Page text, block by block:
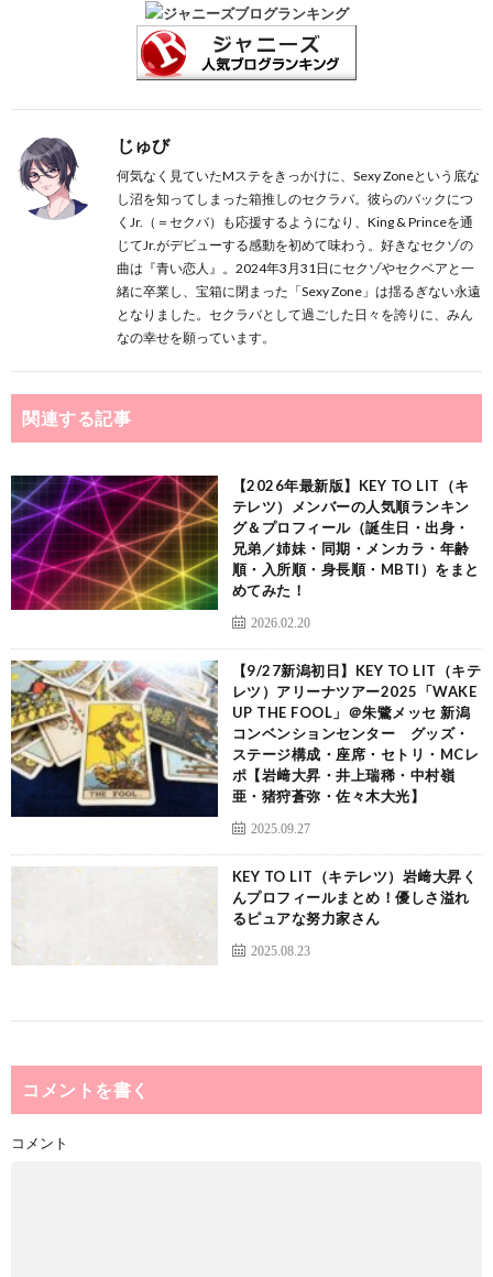
じゅび
何気なく見ていたMステをきっかけに、Sexy Zoneという底な
し沼を知ってしまった箱推しのセクラバ。彼らのバックにつ
くJr.（＝セクバ）も応援するようになり、King & Princeを通
じてJr.がデビューする感動を初めて味わう。好きなセクゾの
曲は『青い恋人』。2024年3月31日にセクゾやセクベアと一
緒に卒業し、宝箱に閉まった「Sexy Zone」は揺るぎない永遠
となりました。セクラバとして過ごした日々を誇りに、みん
なの幸せを願っています。
関連する記事
【2026年最新版】KEY TO LIT（キ
テレツ）メンバーの人気順ランキン
グ＆プロフィール（誕生日・出身・
兄弟／姉妹・同期・メンカラ・年齢
順・入所順・身長順・MBTI）をまと
めてみた！
2026.02.20
【9/27新潟初日】KEY TO LIT（キテ
レツ）アリーナツアー2025「WAKE
UP THE FOOL」＠朱鷺メッセ 新潟
コンベンションセンター グッズ・
ステージ構成・座席・セトリ・MCレ
ポ【岩﨑大昇・井上瑞稀・中村嶺
亜・猪狩蒼弥・佐々木大光】
2025.09.27
KEY TO LIT（キテレツ）岩﨑大昇く
んプロフィールまとめ！優しさ溢れ
るピュアな努力家さん
2025.08.23
コメントを書く
コメント